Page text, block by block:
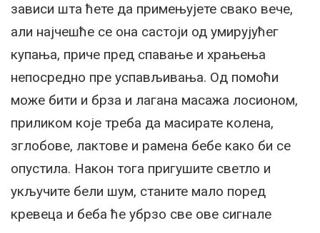
зависи шта ћете да примењујете свако вече,
али најчешће се она састоји од умирујућег
купања, приче пред спавање и храњења
непосредно пре успављивања. Од помоћи
може бити и брза и лагана масажа лосионом,
приликом које треба да масирате колена,
зглобове, лактове и рамена бебе како би се
опустила. Након тога пригушите светло и
укључите бели шум, станите мало поред
кревеца и беба ће убрзо све ове сигнале